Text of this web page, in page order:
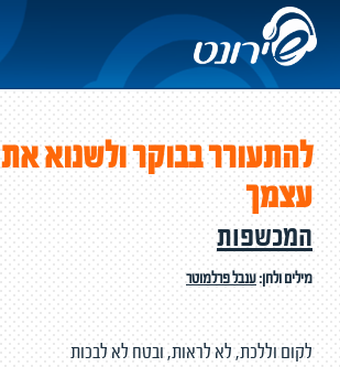
להתעורר בבוקר ולשנוא את
עצמך
המכשפות
מילים ולחן:ענבל פרלמוטר
לקום וללכת, לא לראות, ובטח לא לבכות